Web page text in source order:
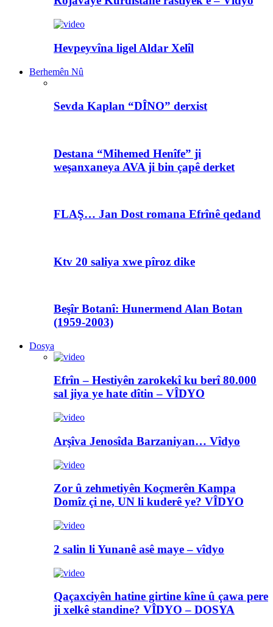
Hevpeyvîna ligel Aldar Xelîl
Berhemên Nû
Sevda Kaplan “DÎNO” derxist
Destana “Mihemed Henîfe” ji
weşanxaneya AVA ji bin çapê derket
FLAŞ… Jan Dost romana Efrînê qedand
Ktv 20 saliya xwe pîroz dike
Beşîr Botanî: Hunermend Alan Botan
(1959-2003)
Dosya
Efrîn – Hestiyên zarokekî ku berî 80.000
sal jiya ye hate dîtin – VÎDYO
Arşîva Jenosîda Barzaniyan… Vîdyo
Zor û zehmetiyên Koçmerên Kampa
Domîz çi ne, UN li kuderê ye? VÎDYO
2 salin li Yunanê asê maye – vîdyo
Qaçaxciyên hatine girtine kîne û çawa pere
ji xelkê standine? VÎDYO – DOSYA